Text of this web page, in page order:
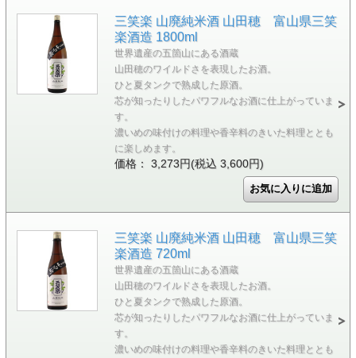
三笑楽 山廃純米酒 山田穂 富山県三笑
楽酒造 1800ml
世界遺産の五箇山にある酒蔵
山田穂のワイルドさを表現したお酒。
ひと夏タンクで熟成した原酒。
芯が知ったりしたパワフルなお酒に仕上がっていま
す。
濃いめの味付けの料理や香辛料のきいた料理ととも
に楽しめます。
価格： 3,273円(税込 3,600円)
三笑楽 山廃純米酒 山田穂 富山県三笑
楽酒造 720ml
世界遺産の五箇山にある酒蔵
山田穂のワイルドさを表現したお酒。
ひと夏タンクで熟成した原酒。
芯が知ったりしたパワフルなお酒に仕上がっていま
す。
濃いめの味付けの料理や香辛料のきいた料理ととも